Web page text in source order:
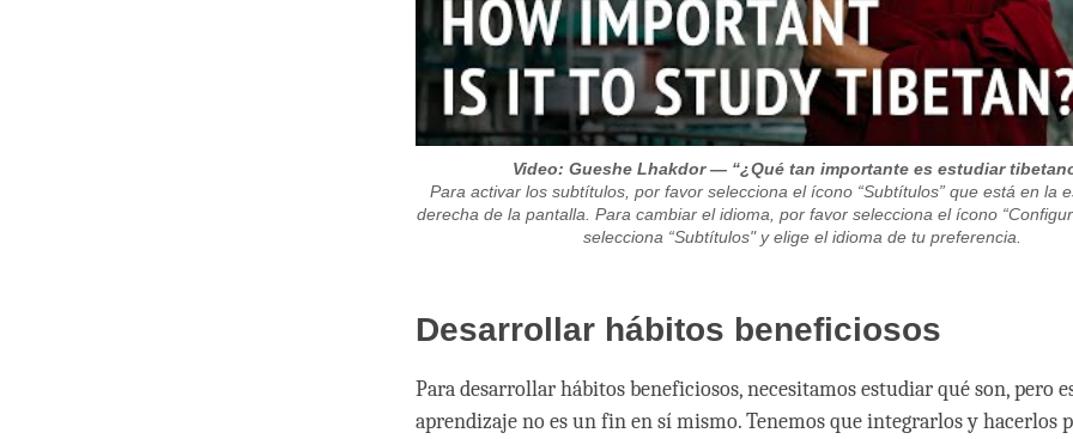
Video: Gueshe Lhakdor — “¿Qué tan importante es estudiar
Para activar los subtítulos, por favor selecciona el ícono “Subtítulos” que está en la
derecha de la pantalla. Para cambiar el idioma, por favor selecciona el ícono
selecciona “Subtítulos" y elige el idioma de tu preferencia.
Desarrollar hábitos beneficiosos
Para desarrollar hábitos beneficiosos, necesitamos estudiar qué son, pero
aprendizaje no es un fin en sí mismo. Tenemos que integrarlos y hacerlos